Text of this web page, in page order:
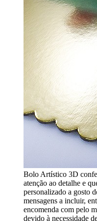
Bolo Artístico 3D
atenção ao detalhe e
personalizado a gosto
mensagens a incluir,
encomenda com pelo
devido à necessidade